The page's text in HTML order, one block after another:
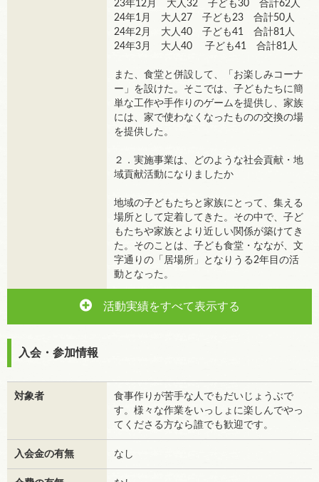
23年12月 大人32 子ども30 合計62人
24年1月 大人27 子ども23 合計50人
24年2月 大人40 子ども41 合計81人
24年3月 大人40 子ども41 合計81人
また、食堂と併設して、「お楽しみコーナ
ー」を設けた。そこでは、子どもたちに簡
単な工作や手作りのゲームを提供し、家族
には、家で使わなくなったものの交換の場
を提供した。
２．実施事業は、どのような社会貢献・地
域貢献活動になりましたか
地域の子どもたちと家族にとって、集える
場所として定着してきた。その中で、子ど
もたちや家族とより近しい関係が築けてき
た。そのことは、子ども食堂・ななが、文
字通りの「居場所」となりうる2年目の活
動となった。
活動実績をすべて表示する
入会・参加情報
対象者
食事作りが苦手な人でもだいじょうぶで
す。様々な作業をいっしょに楽しんでやっ
てくださる方なら誰でも歓迎です。
入会金の有無 なし